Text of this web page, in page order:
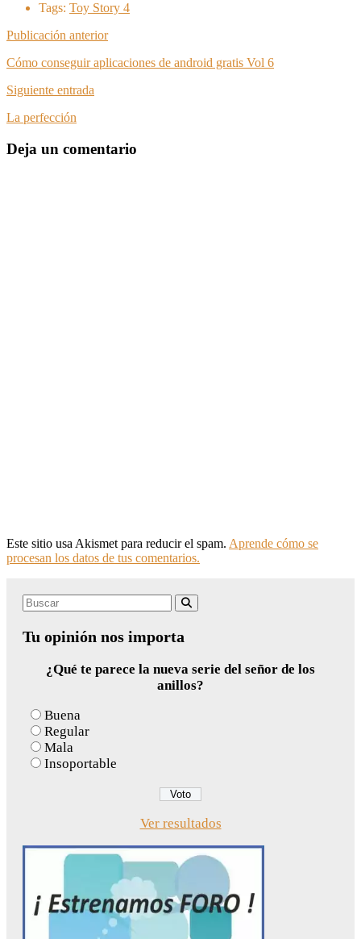
Tags: Toy Story 4
Publicación anterior
Cómo conseguir aplicaciones de android gratis Vol 6
Siguiente entrada
La perfección
Deja un comentario
Este sitio usa Akismet para reducir el spam. Aprende cómo se
procesan los datos de tus comentarios.
Search
Tu opinión nos importa
¿Qué te parece la nueva serie del señor de los
anillos?
Buena
Regular
Mala
Insoportable
Ver resultados